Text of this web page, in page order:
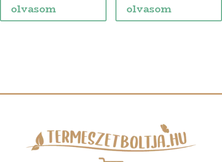
olvasom
olvasom